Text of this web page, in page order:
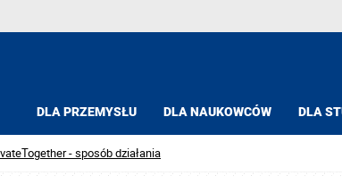
DLA PRZEMYSŁU DLA NAUKOWCÓW DLA
- sposób działania